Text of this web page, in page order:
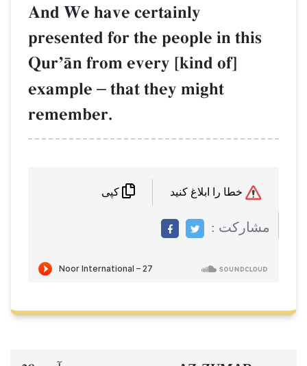
And We have certainly
presented for the people in this
QurÕŒn from every [kind of]
example – that they might
remember.
مشاركت :